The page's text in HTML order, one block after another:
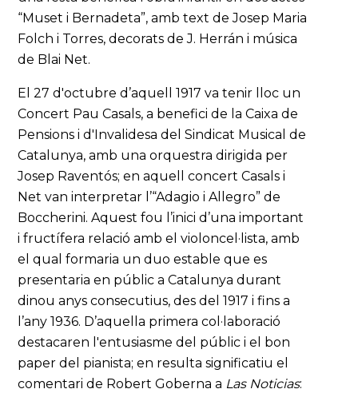
“Muset i Bernadeta”, amb text de Josep Maria
Folch i Torres, decorats de J. Herrán i música
de Blai Net.
El 27 d'octubre d’aquell 1917 va tenir lloc un
Concert Pau Casals, a benefici de la Caixa de
Pensions i d'Invalidesa del Sindicat Musical de
Catalunya, amb una orquestra dirigida per
Josep Raventós; en aquell concert Casals i
Net van interpretar l’“Adagio i Allegro” de
Boccherini. Aquest fou l’inici d’una important
i fructífera relació amb el violoncel·lista, amb
el qual formaria un duo estable que es
presentaria en públic a Catalunya durant
dinou anys consecutius, des del 1917 i fins a
l’any 1936. D’aquella primera col·laboració
destacaren l'entusiasme del públic i el bon
paper del pianista; en resulta significatiu el
comentari de Robert Goberna a Las Noticias: